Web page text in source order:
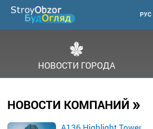
Перейти
основному
РУС
НОВОСТИ ГОРОДА
НОВОСТИ КОМПАНИЙ »